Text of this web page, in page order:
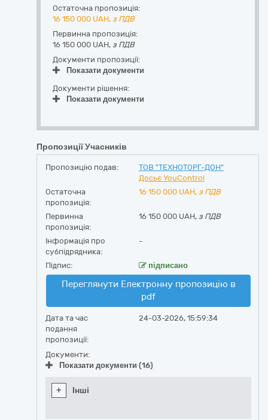
Остаточна пропозиція:
16 150 000 UAH, з ПДВ
Первинна пропозиція:
16 150 000 UAH, з ПДВ
Документи пропозиції:
Показати документи
Документи рішення:
Показати документи
Пропозиції Учасників
Пропозицію подав:
ТОВ "ТЕХНОТОРГ-ДОН"
Досьє YouControl
Остаточна
пропозиція:
16 150 000 UAH, з ПДВ
Первинна
пропозиція:
16 150 000 UAH, з ПДВ
Інформація про
субпідрядника:
-
Підпис: підписано
Переглянути Електронну пропозицію в
pdf
Дата та час
подання
пропозиції:
24-03-2026, 15:59:34
Документи:
Показати документи (16)
+ Інші